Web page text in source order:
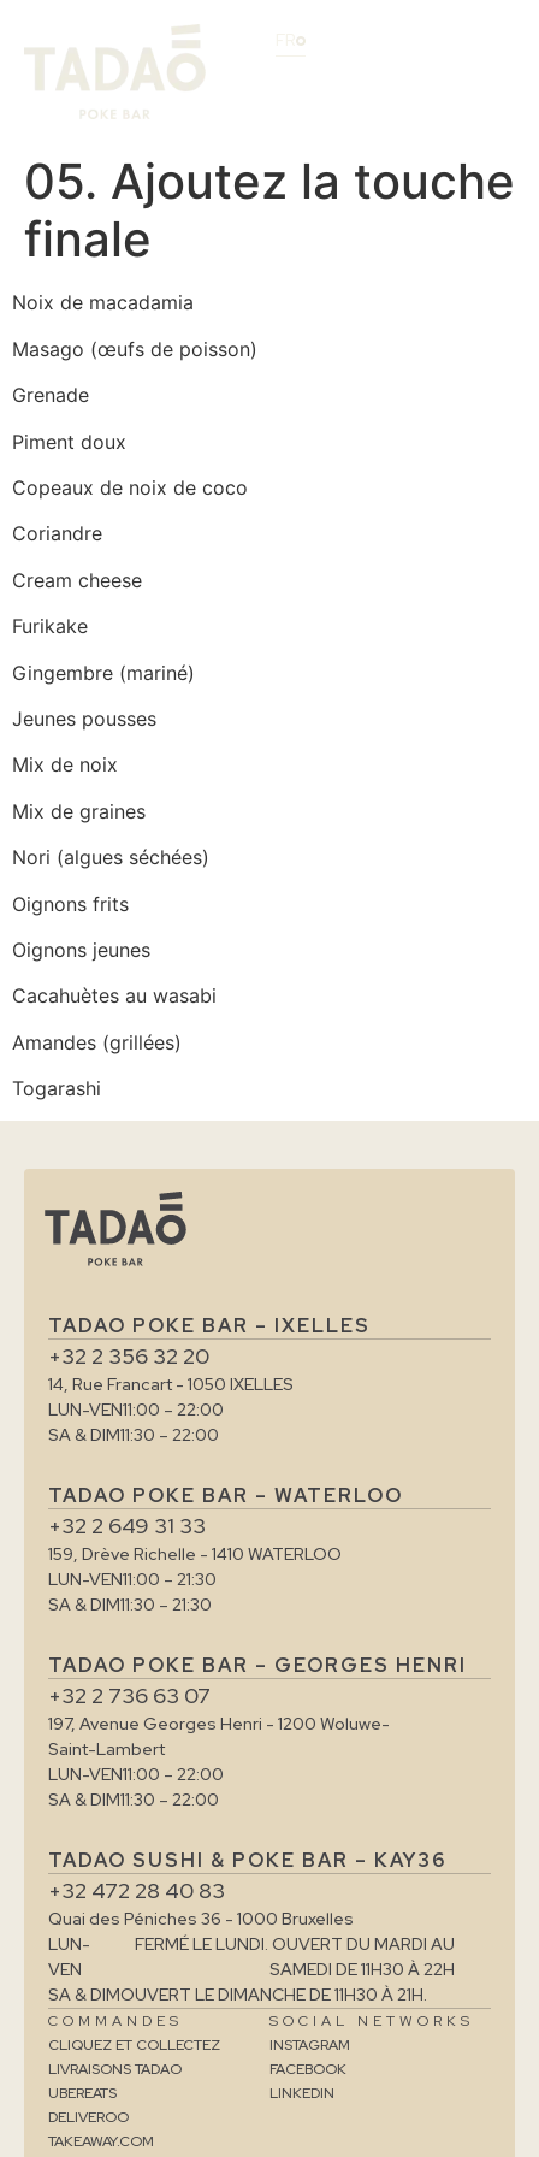
05. Ajoutez la touche
finale
Noix de macadamia
Masago (œufs de poisson)
Grenade
Piment doux
Copeaux de noix de coco
Coriandre
Cream cheese
Furikake
Gingembre (mariné)
Jeunes pousses
Mix de noix
Mix de graines
Nori (algues séchées)
Oignons frits
Oignons jeunes
Cacahuètes au wasabi
Amandes (grillées)
Togarashi
TADAO POKE BAR – IXELLES
+32 2 356 32 20
14, Rue Francart - 1050 IXELLES
LUN-VEN11:00 – 22:00
SA & DIM11:30 – 22:00
TADAO POKE BAR – WATERLOO
+32 2 649 31 33
159, Drève Richelle - 1410 WATERLOO
LUN-VEN11:00 – 21:30
SA & DIM11:30 – 21:30
TADAO POKE BAR – GEORGES HENRI
+32 2 736 63 07
197, Avenue Georges Henri - 1200 Woluwe-
Saint-Lambert
LUN-VEN11:00 – 22:00
SA & DIM11:30 – 22:00
TADAO SUSHI & POKE BAR – KAY36
+32 472 28 40 83
Quai des Péniches 36 - 1000 Bruxelles
LUN-
VEN
FERMÉ LE LUNDI. OUVERT DU MARDI AU
SAMEDI DE 11H30 À 22H
SA & DIMOUVERT LE DIMANCHE DE 11H30 À 21H.
COMMANDES
CLIQUEZ ET COLLECTEZ
LIVRAISONS TADAO
UBEREATS
DELIVEROO
TAKEAWAY.COM
SOCIAL NETWORKS
INSTAGRAM
FACEBOOK
LINKEDIN